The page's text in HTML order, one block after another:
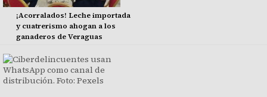
¡Acorralados! Leche importada
y cuatrerismo ahogan a los
ganaderos de Veraguas